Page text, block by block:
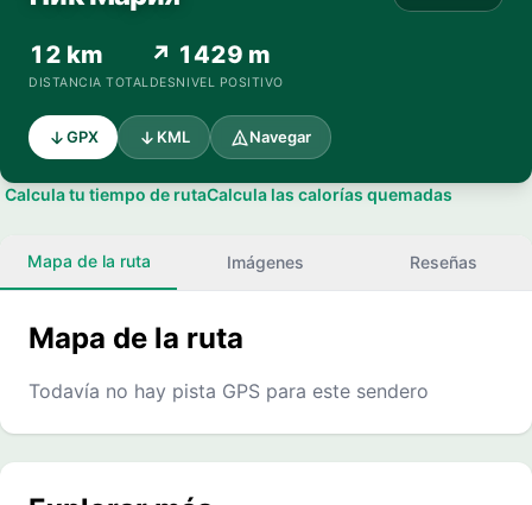
12 km
DISTANCIA TOTAL
↗ 1429 m
DESNIVEL POSITIVO
GPX KML Navegar
Calcula tu tiempo de rutaCalcula las calorías quemadas
Mapa de la ruta Imágenes Reseñas
Mapa de la ruta
Todavía no hay pista GPS para este sendero